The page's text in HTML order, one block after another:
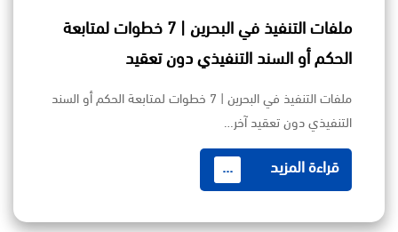
ملفات التنفيذ في البحرين | 7 خطوات لمتابعة
الحكم أو السند التنفيذي دون تعقيد
ملفات التنفيذ في البحرين | 7 خطوات لمتابعة الحكم أو السند
التنفيذي دون تعقيد آخر…
قراءة المزيد ...